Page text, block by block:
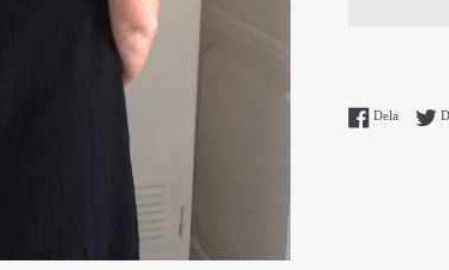
Dela Dela på